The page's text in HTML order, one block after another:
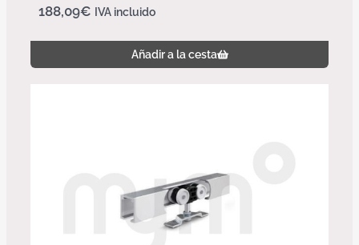
188,09€ IVA incluido
Añadir a la cesta